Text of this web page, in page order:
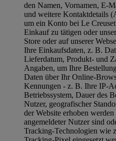
den Namen, Vornamen, E-
und weitere Kontaktdetails
um ein Konto bei Le
Einkauf zu tätigen oder
Store oder auf unserer
Ihre Einkaufsdaten, z. B.
Lieferdatum, Produkt- und
Angaben, um Ihre
Daten über Ihr Online-
Kennungen - z. B. Ihre IP-
Betriebssystem, Dauer des
Nutzer, geografischer
der Website erhoben
angemeldeter Nutzer sind
Tracking-Technologien wie